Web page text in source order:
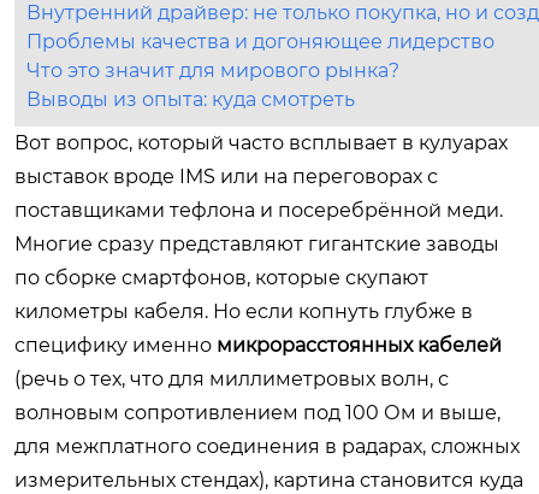
Внутренний драйвер: не только покупка, но и
Проблемы качества и догоняющее лидерство
Что это значит для мирового рынка?
Выводы из опыта: куда смотреть
Вот вопрос, который часто всплывает в кулуарах
выставок вроде IMS или на переговорах с
поставщиками тефлона и посеребрённой меди.
Многие сразу представляют гигантские заводы
по сборке смартфонов, которые скупают
километры кабеля. Но если копнуть глубже в
специфику именно микрорасстоянных кабелей
(речь о тех, что для миллиметровых волн, с
волновым сопротивлением под 100 Ом и выше,
для межплатного соединения в радарах, сложных
измерительных стендах), картина становится куда